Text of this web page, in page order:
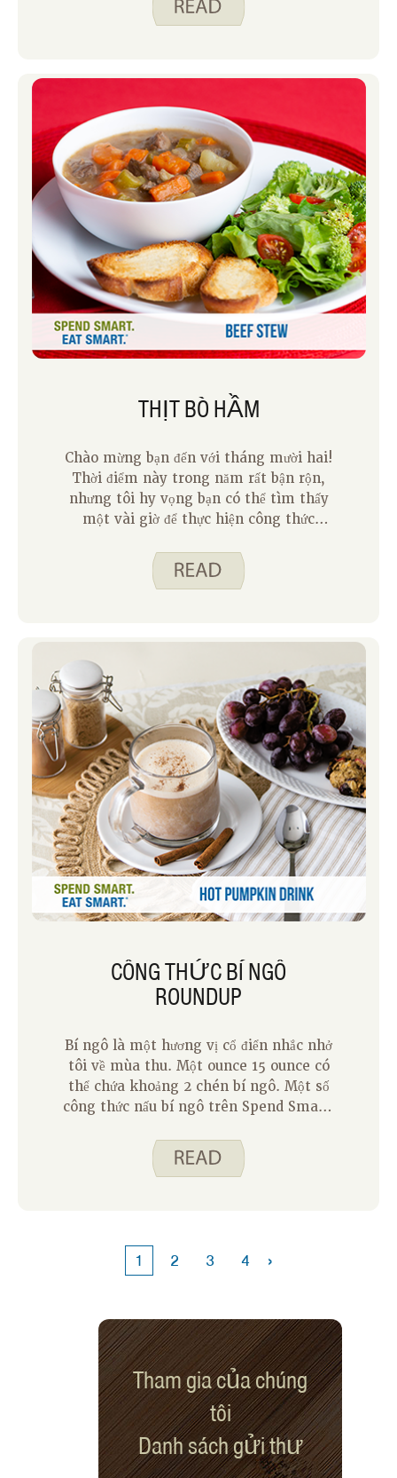
gắng phát triển và học hỏi bằng cách
nghiệm và viết công thức này cho trang
nhiều lần để sẵn sàng thử những điều
mới.
THỊT BÒ HẦM
Chào mừng bạn đến với tháng mười hai!
Thời điểm này trong năm rất bận rộn,
nhưng tôi hy vọng bạn có thể tìm thấy
một vài giờ để thực hiện công thức
hầm. Công thức này rất thịnh soạn và
nó lấp đầy ngôi nhà của bạn với một mùi
công thức này.
CÔNG THỨC BÍ NGÔ
ROUNDUP
Bí ngô là một hương vị cổ điển nhắc nhở
tôi về mùa thu. Một ounce 15 ounce có
thể chứa khoảng 2 chén bí ngô. Một số
công thức nấu bí ngô trên Spend Smart.
trong khi những người khác có thể sử
dụng một lượng nhỏ hơn. Bạn làm gì với
1 2 3 4 ›
Tham gia của chúng
tôi
Danh sách gửi thư